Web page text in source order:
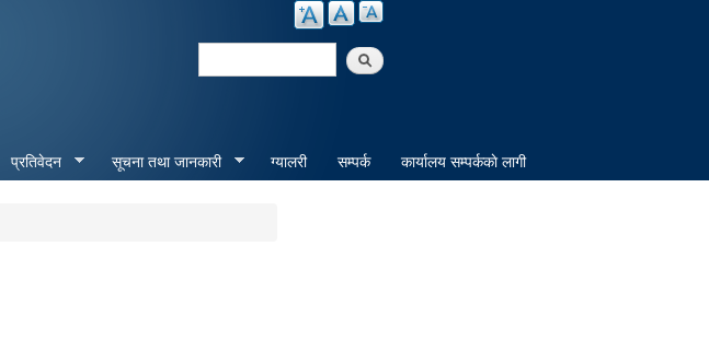
Search
प्रतिवेदन सूचना तथा जानकारी ग्यालरी सम्पर्क कार्यालय सम्पर्ककाे लागी